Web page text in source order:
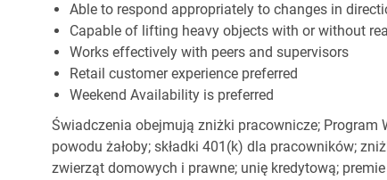
Able to respond appropriately to changes in
Capable of lifting heavy objects with or without
Works effectively with peers and supervisors
Retail customer experience preferred
Weekend Availability is preferred
Świadczenia obejmują zniżki pracownicze;
powodu żałoby; składki 401(k) dla pracowników;
zwierząt domowych i prawne; unię kredytową;